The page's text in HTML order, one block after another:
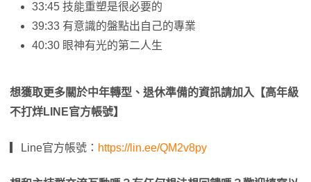
33:45 技能重塑是很必要的
39:33 有意識的盤點出自己的專業
40:30 眼神有光的第二人生
想獲取更多關於中年轉型、退休準備的資訊請加入【高年級
不打烊LINE官方帳號】
▎Line官方帳號： https://lin.ee/QM2v8py